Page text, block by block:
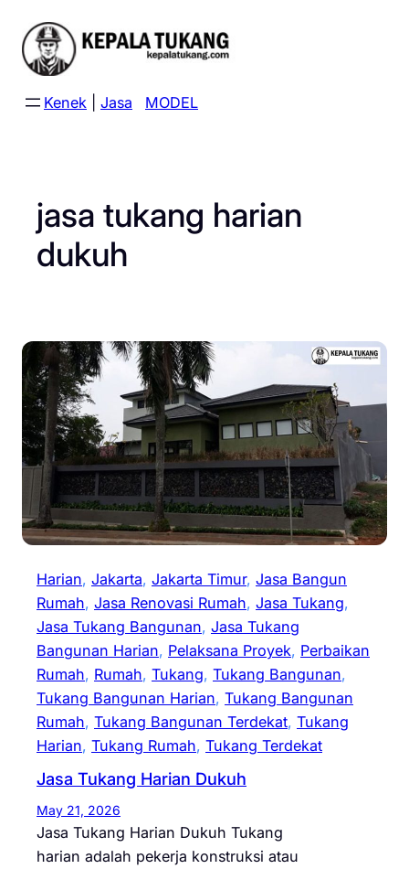
content
Kenek Jasa MODEL
jasa tukang harian
dukuh
Harian, Jakarta, Jakarta Timur, Jasa Bangun
Rumah, Jasa Renovasi Rumah, Jasa Tukang
Jasa Tukang Bangunan, Jasa Tukang
Bangunan Harian, Pelaksana Proyek, Perbaikan
Rumah, Rumah, Tukang, Tukang Bangunan
Tukang Bangunan Harian, Tukang Bangunan
Rumah, Tukang Bangunan Terdekat, Tukang
Harian, Tukang Rumah, Tukang Terdekat
Jasa Tukang Harian Dukuh
May 21, 2026
Jasa Tukang Harian Dukuh Tukang
harian adalah pekerja konstruksi atau